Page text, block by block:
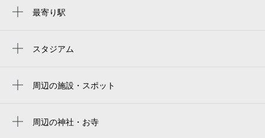
最寄り駅
北大宮駅
鉄道博物館駅
スタジアム
nack5 stadium omiya
stade du parc omiya
周辺の施設・スポット
周辺の神社・お寺